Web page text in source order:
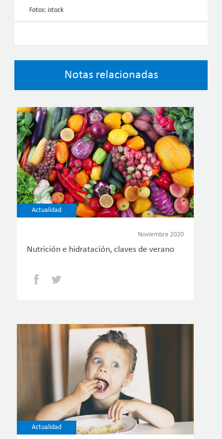
Fotos: istock
Notas relacionadas
Actualidad
Noviembre 2020
Nutrición e hidratación, claves de verano
Facebook
Actualidad